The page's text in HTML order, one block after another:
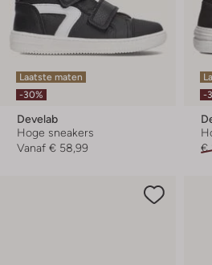
Laatste maten
-30%
Develab
Hoge sneakers
Vanaf € 58,99
-
€